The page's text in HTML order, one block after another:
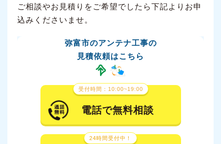
ご相談やお見積りをご希望でしたら下記よりお申
込みくださいませ。
弥富市のアンテナ工事の
見積依頼はこちら
受付時間：10:00~19:00
電話で無料相談
24時間受付中！